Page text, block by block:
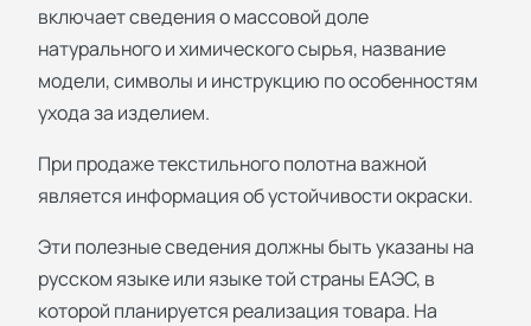
включает сведения о массовой доле
натурального и химического сырья, название
модели, символы и инструкцию по особенностям
ухода за изделием.
При продаже текстильного полотна важной
является информация об устойчивости окраски.
Эти полезные сведения должны быть указаны на
русском языке или языке той страны ЕАЭС, в
которой планируется реализация товара. На